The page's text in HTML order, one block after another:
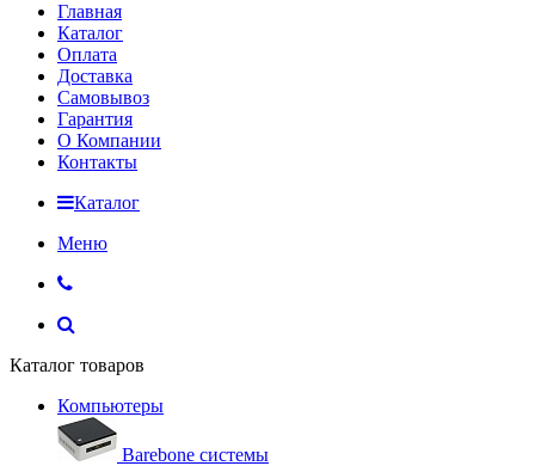
Главная
Каталог
Оплата
Доставка
Самовывоз
Гарантия
О Компании
Контакты
Каталог
Меню
Каталог товаров
Компьютеры
Barebone системы